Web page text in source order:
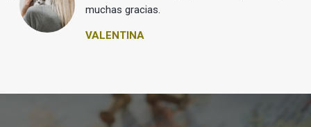
muchas gracias.
VALENTINA